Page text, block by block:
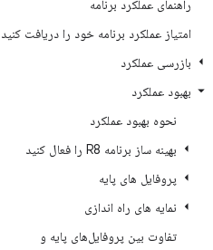
راهنمای عملکرد برنامه
امتیاز عملکرد برنامه خود را دریافت کنید
بازرسی عملکرد
بهبود عملکرد
نحوه بهبود عملکرد
بهینه ساز برنامه R8 را فعال کنید
پروفایل های پایه
نمایه های راه اندازی
تفاوت بین پروفایل‌های پایه و